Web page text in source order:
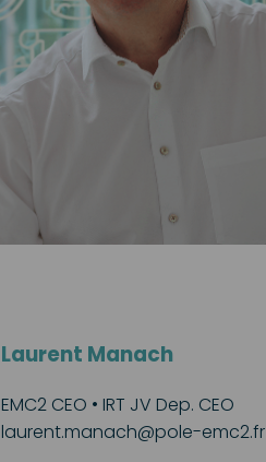
Laurent Manach
EMC2 CEO • IRT JV Dep. CEO
laurent.manach@pole-emc2.fr